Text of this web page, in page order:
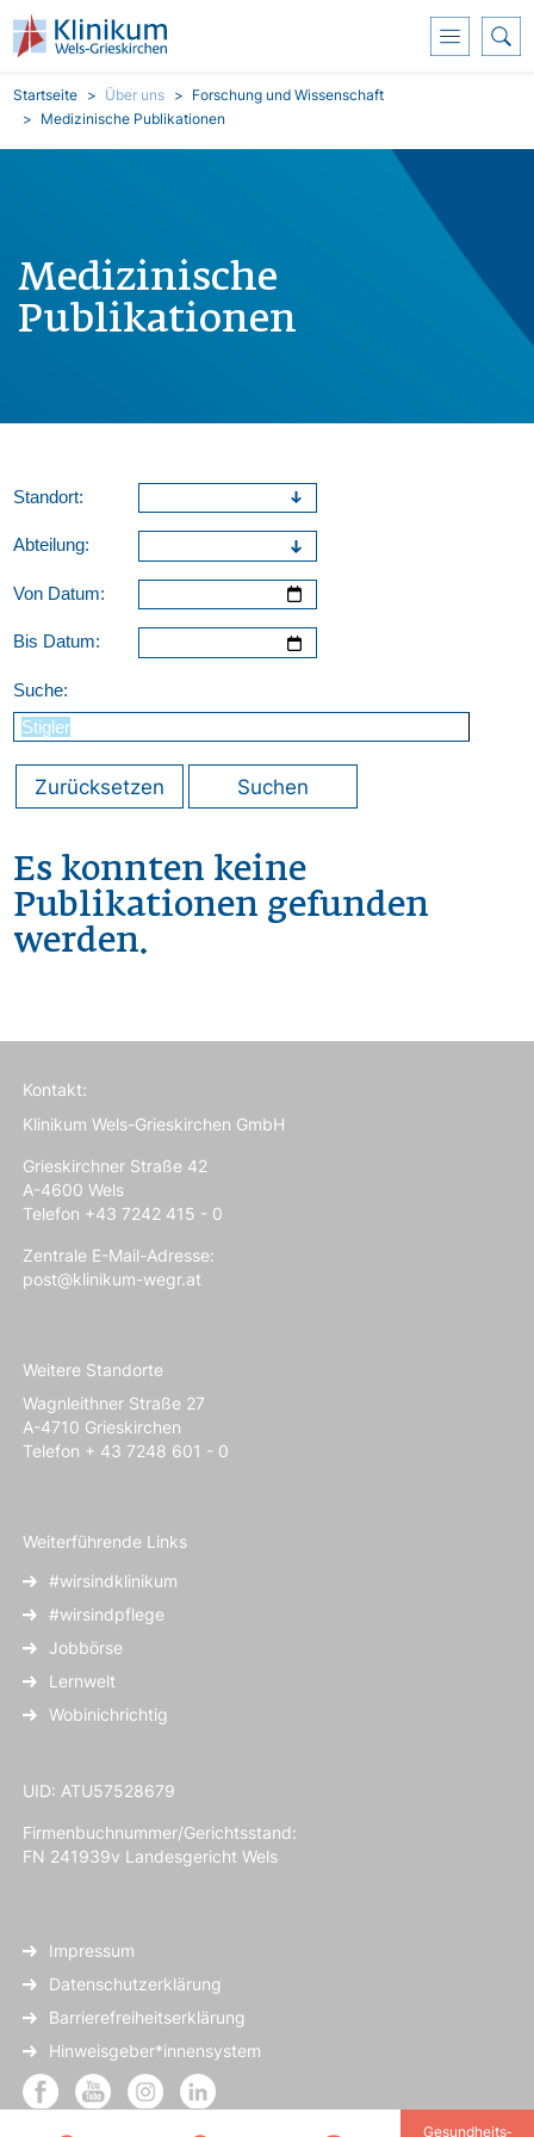
Direkt zum Inhalt
Pfadnavigation
Startseite Über uns
Forschung und Wissenschaft
Medizinische Publikationen
Medizinische
Publikationen
Standort:
Abteilung:
Von Datum:
Bis Datum:
Suche:
Zurücksetzen Suchen
Es konnten keine
Publikationen gefunden
werden.
Gesundheits­
Kontakt:
Klinikum Wels-Grieskirchen GmbH
Grieskirchner Straße 42
A-4600 Wels
Telefon +43 7242 415 - 0
Zentrale E-Mail-Adresse:
post@klinikum-wegr.at
Weitere Standorte
Wagnleithner Straße 27
A-4710 Grieskirchen
Telefon + 43 7248 601 - 0
Weiterführende Links
#wirsindklinikum
#wirsindpflege
Jobbörse
Lernwelt
Wobinichrichtig
UID: ATU57528679
Firmenbuchnummer/Gerichtsstand:
FN 241939v Landesgericht Wels
Impressum
Datenschutzerklärung
Barrierefreiheitserklärung
Hinweisgeber*innensystem